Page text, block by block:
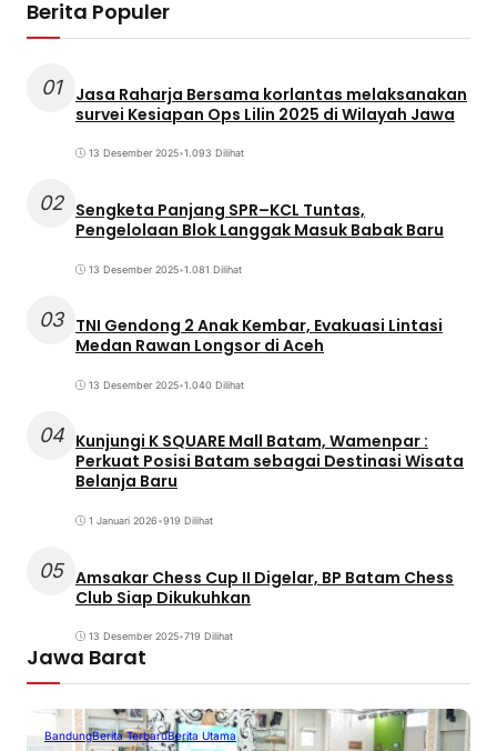
Berita Populer
01
Jasa Raharja Bersama korlantas melaksanakan
survei Kesiapan Ops Lilin 2025 di Wilayah Jawa
13 Desember 2025•1.093 Dilihat
02 Sengketa Panjang SPR–KCL Tuntas,
Pengelolaan Blok Langgak Masuk Babak Baru
13 Desember 2025•1.081 Dilihat
03 TNI Gendong 2 Anak Kembar, Evakuasi Lintasi
Medan Rawan Longsor di Aceh
13 Desember 2025•1.040 Dilihat
04 Kunjungi K SQUARE Mall Batam, Wamenpar :
Perkuat Posisi Batam sebagai Destinasi Wisata
Belanja Baru
1 Januari 2026•919 Dilihat
05 Amsakar Chess Cup II Digelar, BP Batam Chess
Club Siap Dikukuhkan
13 Desember 2025•719 Dilihat
Jawa Barat
BandungBerita TerbaruBerita Utama